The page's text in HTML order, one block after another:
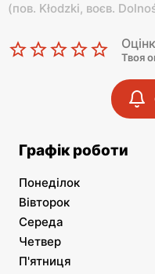
(пов. Kłodzki, воєв.
Твоя
Графік роботи
Понеділок
Вівторок
Середа
Четвер
П'ятниця